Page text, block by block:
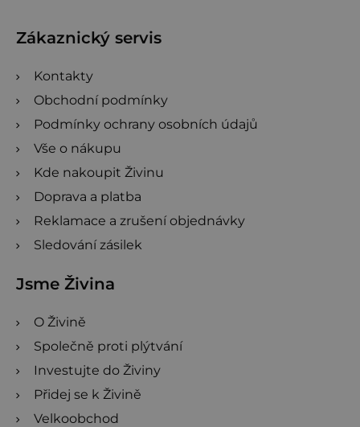
Zákaznický servis
Kontakty
Obchodní podmínky
Podmínky ochrany osobních údajů
Vše o nákupu
Kde nakoupit Živinu
Doprava a platba
Reklamace a zrušení objednávky
Sledování zásilek
Jsme Živina
O Živině
Společně proti plýtvání
Investujte do Živiny
Přidej se k Živině
Velkoobchod